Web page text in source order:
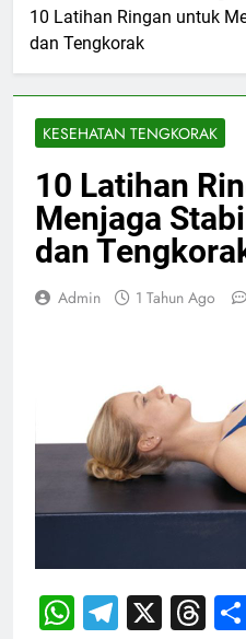
10 Latihan Ringan untuk
dan Tengkorak
KESEHATAN TENGKORAK
10 Latihan
Menjaga
dan
Admin 1 Tahun Ago
WhatsApp
X